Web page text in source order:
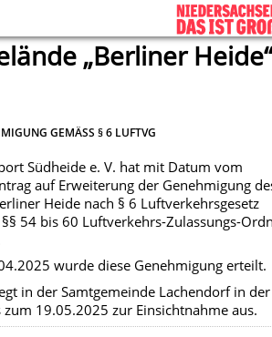
„Berliner
GEMÄSS § 6 LUFTVG
Südheide e. V. hat mit Datum vom
auf Erweiterung der Genehmigung
Heide nach § 6 Luftverkehrsgesetz
54 bis 60 Luftverkehrs-Zulassungs-
wurde diese Genehmigung erteilt.
in der Samtgemeinde Lachendorf in
19.05.2025 zur Einsichtnahme aus.